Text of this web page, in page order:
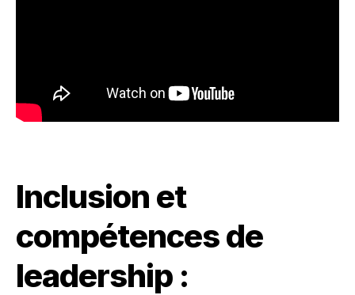
Inclusion et
compétences de
leadership :